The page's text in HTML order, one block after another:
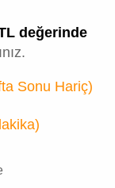
değerinde
Sonu Hariç)
)